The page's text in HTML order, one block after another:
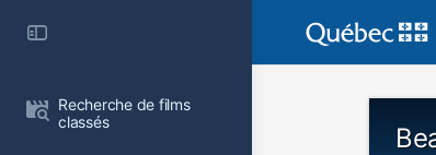
Recherche de films
classés